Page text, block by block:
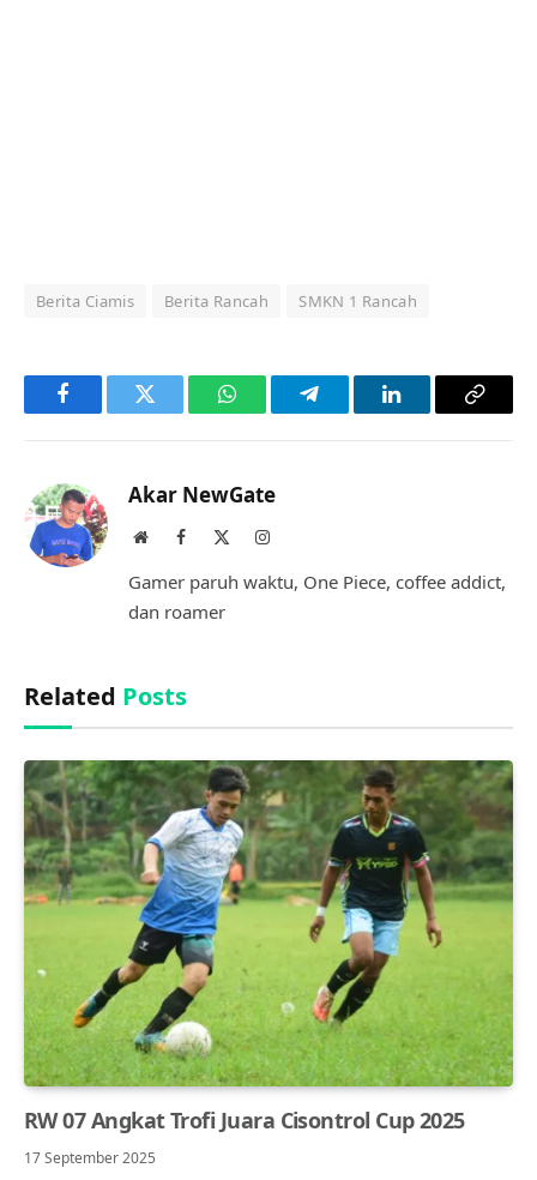
Berita Ciamis Berita Rancah SMKN 1 Rancah
FacebookTwitter WhatsAppTelegramLinkedInCopy
Akar NewGate
WebsiteFacebook Instagram
Gamer paruh waktu, One Piece, coffee addict,
dan roamer
Related Posts
RW 07 Angkat Trofi Juara Cisontrol Cup 2025
17 September 2025